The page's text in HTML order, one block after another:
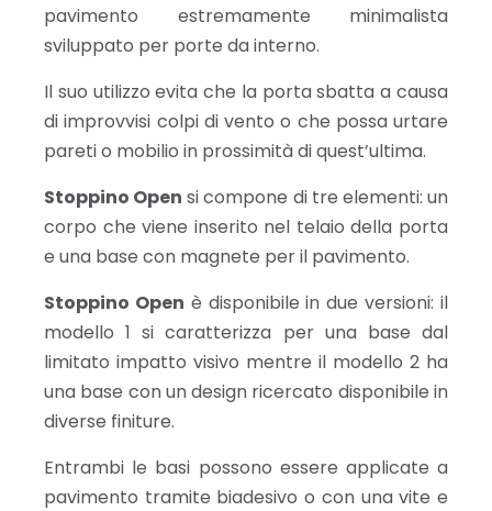
pavimento estremamente minimalista
sviluppato per porte da interno.
Il suo utilizzo evita che la porta sbatta a causa
di improvvisi colpi di vento o che possa urtare
pareti o mobilio in prossimità di quest’ultima.
Stoppino Open si compone di tre elementi: un
corpo che viene inserito nel telaio della porta
e una base con magnete per il pavimento.
Stoppino Open è disponibile in due versioni: il
modello 1 si caratterizza per una base dal
limitato impatto visivo mentre il modello 2 ha
una base con un design ricercato disponibile in
diverse finiture.
Entrambi le basi possono essere applicate a
pavimento tramite biadesivo o con una vite e